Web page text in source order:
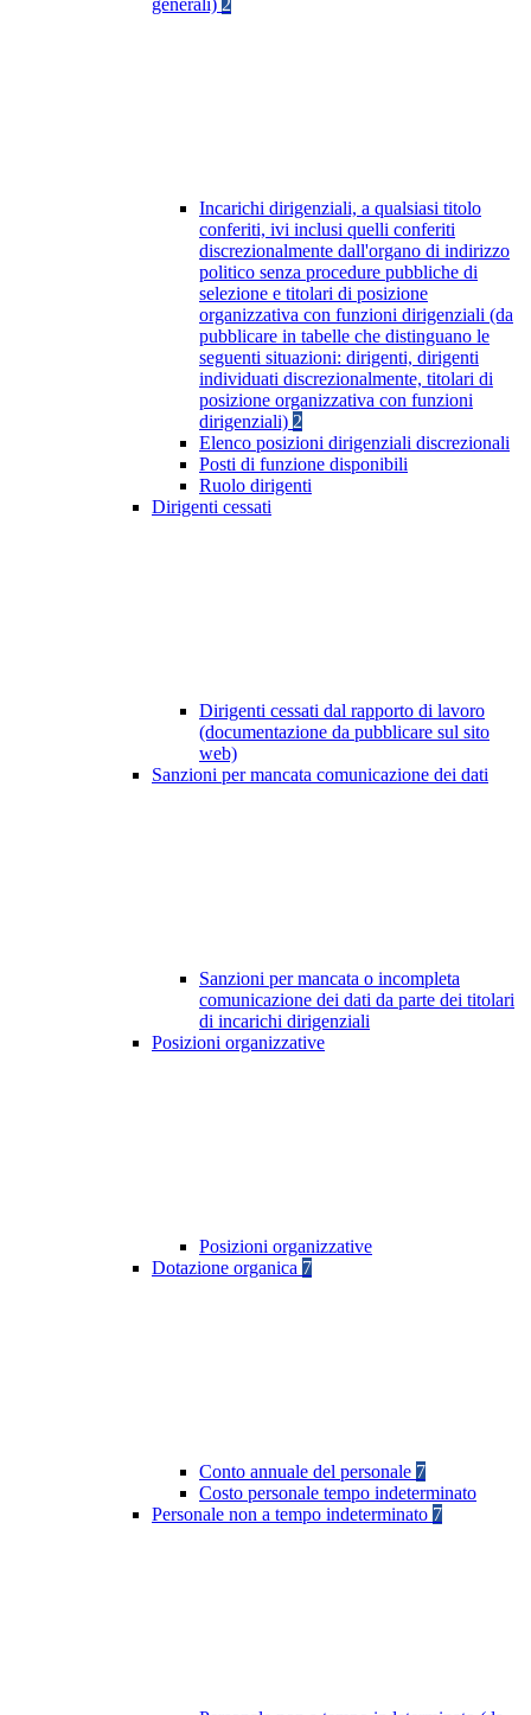
generali) 2
Incarichi dirigenziali, a qualsiasi titolo
conferiti, ivi inclusi quelli conferiti
discrezionalmente dall'organo di indirizzo
politico senza procedure pubbliche di
selezione e titolari di posizione
organizzativa con funzioni dirigenziali (da
pubblicare in tabelle che distinguano le
seguenti situazioni: dirigenti, dirigenti
individuati discrezionalmente, titolari di
posizione organizzativa con funzioni
dirigenziali) 2
Elenco posizioni dirigenziali discrezionali
Posti di funzione disponibili
Ruolo dirigenti
Dirigenti cessati
Dirigenti cessati dal rapporto di lavoro
(documentazione da pubblicare sul sito
web)
Sanzioni per mancata comunicazione dei dati
Sanzioni per mancata o incompleta
comunicazione dei dati da parte dei titolari
di incarichi dirigenziali
Posizioni organizzative
Posizioni organizzative
Dotazione organica 7
Conto annuale del personale 7
Costo personale tempo indeterminato
Personale non a tempo indeterminato 7